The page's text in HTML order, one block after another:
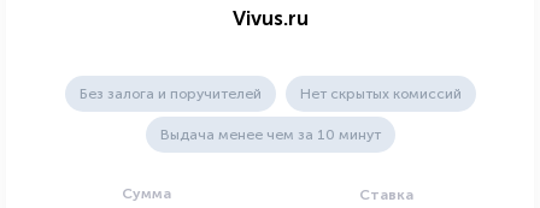
Vivus.ru
Без залога и поручителей Нет скрытых комиссий
Выдача менее чем за 10 минут
Сумма Ставка